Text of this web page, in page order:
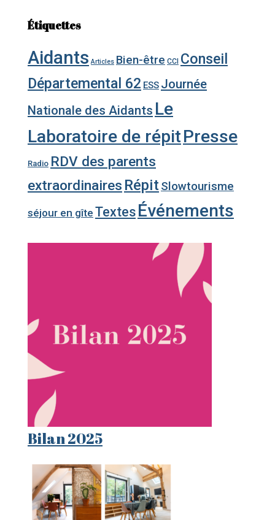
Étiquettes
Aidants Articles Bien-être CCI Conseil
Départemental 62 ESS Journée
Nationale des Aidants Le
Laboratoire de répitPresse
Radio RDV des parents
extraordinaires RépitSlowtourisme
séjour en gîte Textes Événements
Bilan 2025